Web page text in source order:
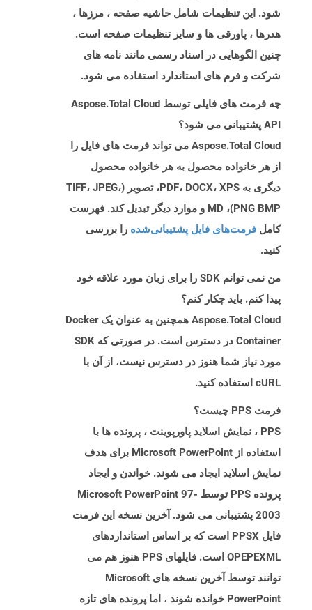
شود. این تنظیمات شامل حاشیه صفحه ، مرزها ،
هدرها ، پاورقی ها و سایر تنظیمات صفحه است.
چنین الگوهایی در اسناد رسمی مانند نامه های
شرکت و فرم های استاندارد استفاده می شود.
چه فرمت های فایلی توسط Aspose.Total Cloud
API پشتیبانی می شود؟
Aspose.Total Cloud می تواند فرمت های فایل را
از هر خانواده محصول به هر خانواده محصول
دیگری به PDF، DOCX، XPS، تصویر (TIFF، JPEG،
PNG BMP)، MD و موارد دیگر تبدیل کند. فهرست
کامل فرمت‌های فایل پشتیبانی‌شده را بررسی
کنید.
من نمی توانم SDK را برای زبان مورد علاقه خود
پیدا کنم. باید چکار کنم؟
Aspose.Total Cloud همچنین به عنوان یک Docker
Container در دسترس است. در صورتی که SDK
مورد نیاز شما هنوز در دسترس نیست، از آن با
cURL استفاده کنید.
فرمت PPS چیست؟
PPS ، نمایش اسلاید پاورپوینت ، پرونده ها با
استفاده از Microsoft PowerPoint برای هدف
نمایش اسلاید ایجاد می شوند. خواندن و ایجاد
پرونده PPS توسط Microsoft PowerPoint 97-
2003 پشتیبانی می شود. آخرین نسخه این فرمت
فایل PPSX است که بر اساس استانداردهای
OPEPEXML است. فایلهای PPS هنوز هم می
توانند توسط آخرین نسخه های Microsoft
PowerPoint خوانده شوند ، اما پرونده های تازه